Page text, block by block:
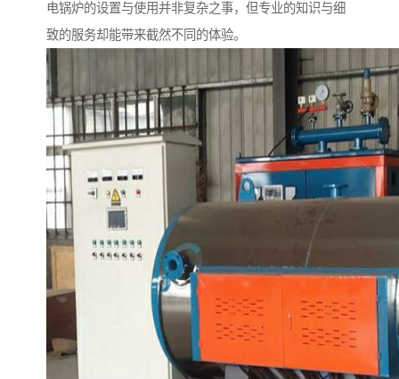
电锅炉的设置与使用并非复杂之事，但专业的知识与细
致的服务却能带来截然不同的体验。